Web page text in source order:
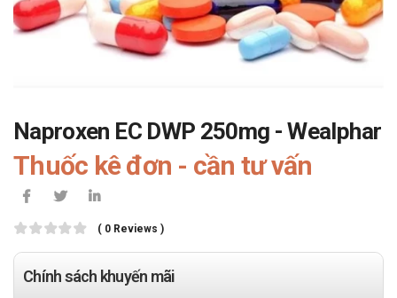
Naproxen EC DWP 250mg - Wealphar
Thuốc kê đơn - cần tư vấn
( 0 Reviews )
Chính sách khuyến mãi